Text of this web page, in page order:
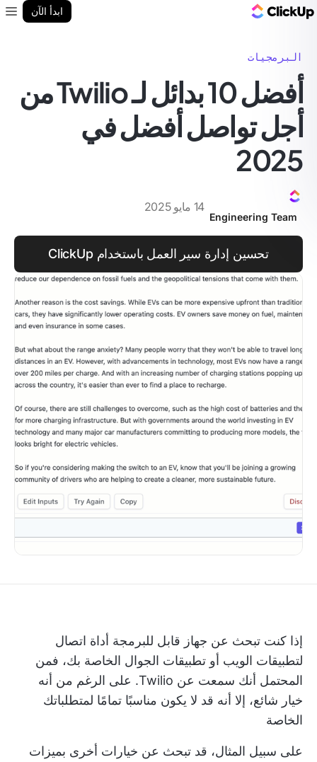
ابدأ الآن
البرمجيات
أفضل 10 بدائل لـ Twilio من
أجل تواصل أفضل في
2025
Engineering Team
14 مايو 2025
تحسين إدارة سير العمل باستخدام ClickUp
إذا كنت تبحث عن جهاز قابل للبرمجة أداة اتصال
لتطبيقات الويب أو تطبيقات الجوال الخاصة بك، فمن
المحتمل أنك سمعت عن Twilio. على الرغم من أنه
خيار شائع، إلا أنه قد لا يكون مناسبًا تمامًا لمتطلباتك
الخاصة
على سبيل المثال، قد تبحث عن خيارات أخرى بميزات